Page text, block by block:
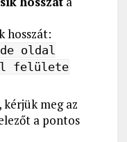
hosszát:
oldal
felülete
meg az
a pontos